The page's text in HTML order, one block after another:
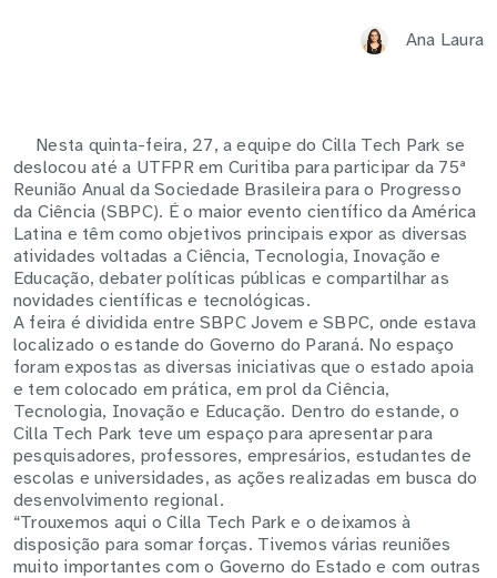
Ana Laura
Nesta quinta-feira, 27, a equipe do Cilla Tech Park se
deslocou até a UTFPR em Curitiba para participar da 75ª
Reunião Anual da Sociedade Brasileira para o Progresso
da Ciência (SBPC). É o maior evento científico da América
Latina e têm como objetivos principais expor as diversas
atividades voltadas a Ciência, Tecnologia, Inovação e
Educação, debater políticas públicas e compartilhar as
novidades científicas e tecnológicas.
A feira é dividida entre SBPC Jovem e SBPC, onde estava
localizado o estande do Governo do Paraná. No espaço
foram expostas as diversas iniciativas que o estado apoia
e tem colocado em prática, em prol da Ciência,
Tecnologia, Inovação e Educação. Dentro do estande, o
Cilla Tech Park teve um espaço para apresentar para
pesquisadores, professores, empresários, estudantes de
escolas e universidades, as ações realizadas em busca do
desenvolvimento regional.
“Trouxemos aqui o Cilla Tech Park e o deixamos à
disposição para somar forças. Tivemos várias reuniões
muito importantes com o Governo do Estado e com outras